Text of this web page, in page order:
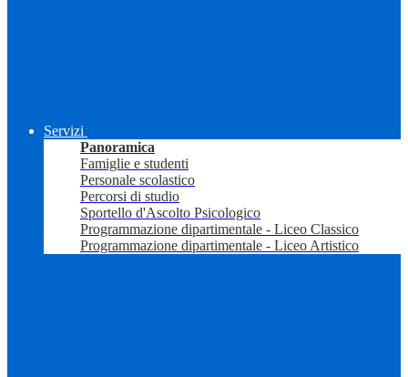
Servizi
Panoramica
Famiglie e studenti
Personale scolastico
Percorsi di studio
Sportello d'Ascolto Psicologico
Programmazione dipartimentale - Liceo Classico
Programmazione dipartimentale - Liceo Artistico